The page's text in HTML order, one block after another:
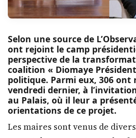
Selon une source de
ont rejoint le camp
perspective de la
coalition « Diomaye
politique. Parmi eux, 306 ont
vendredi dernier, à
au Palais, où il leur a
orientations de ce projet.
Les maires sont venus de